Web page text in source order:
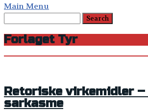
Main Menu
Forlaget Tyr
Retoriske virkemidler
sarkasme